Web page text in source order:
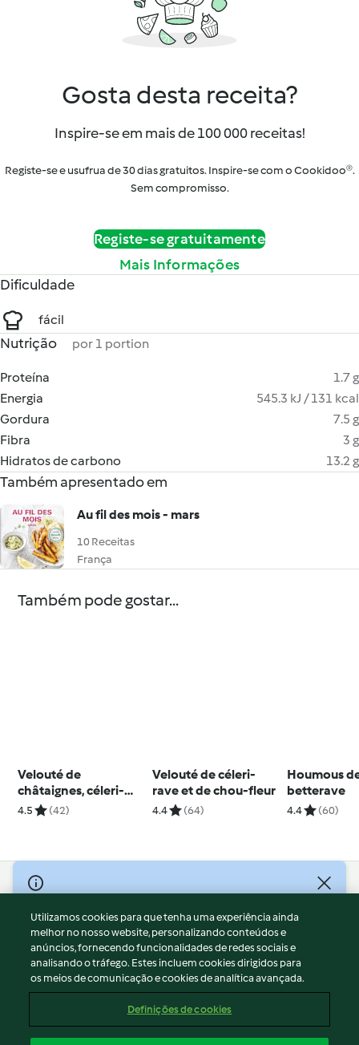
Gosta desta receita?
Inspire-se em mais de 100 000 receitas!
Registe-se e usufrua de 30 dias gratuitos. Inspire-se com o Cookidoo®.
Sem compromisso.
Registe-se gratuitamente
Mais Informações
Dificuldade
fácil
Nutrição por 1 portion
Proteína
1.7 g
Energia
545.3 kJ / 131 kcal
Gordura
7.5 g
Fibra
3 g
Hidratos de carbono
13.2 g
Também apresentado em
Au fil des mois - mars
10 Receitas
França
Também pode gostar...
Velouté de
châtaignes, céleri-
rave et noisettes
4.5 (42)
Velouté de céleri-
rave et de chou-fleur
4.4 (64)
Houmous
betterave
4.4 (60)
© Copyright 2026
Termos de Utilização
Aviso sobre Proteção de Dados
Aviso
Apoio legal
Conteúdo do relatório
Utilizamos cookies para que tenha uma experiência ainda
melhor no nosso website, personalizando conteúdos e
anúncios, fornecendo funcionalidades de redes sociais e
analisando o tráfego. Estes incluem cookies dirigidos para
os meios de comunicação e cookies de analítica avançada.
Definições de cookies